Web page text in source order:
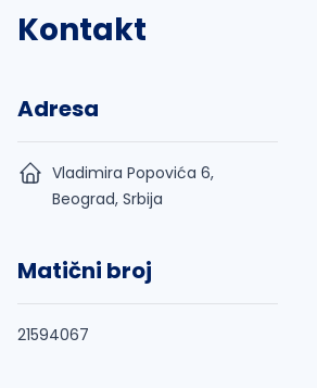
Kontakt
Adresa
Vladimira Popovića 6,
Beograd, Srbija
Matični broj
21594067